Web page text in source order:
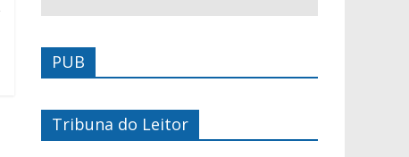
PUB
Tribuna do Leitor